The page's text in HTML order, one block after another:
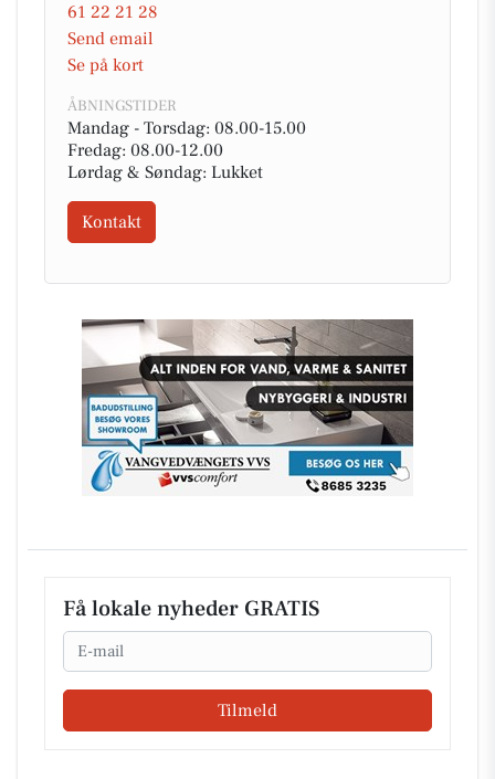
61 22 21 28
Send email
Se på kort
ÅBNINGSTIDER
Mandag - Torsdag: 08.00-15.00
Fredag: 08.00-12.00
Lørdag & Søndag: Lukket
Kontakt
Få lokale nyheder GRATIS
Email
Tilmeld